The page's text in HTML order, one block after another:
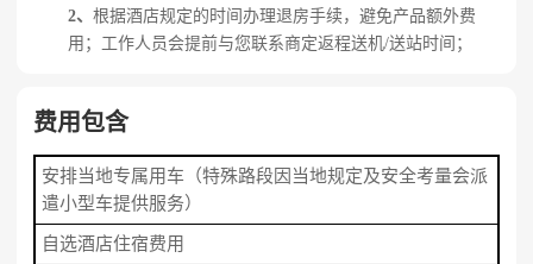
2、 根据酒店规定的时间办理退房手续，避免产品额外费
用；工作人员会提前与您联系商定返程送机/送站时间；
费用包含
安排当地专属用车（特殊路段因当地规定及安全考量会派
遣小型车提供服务）
自选酒店住宿费用